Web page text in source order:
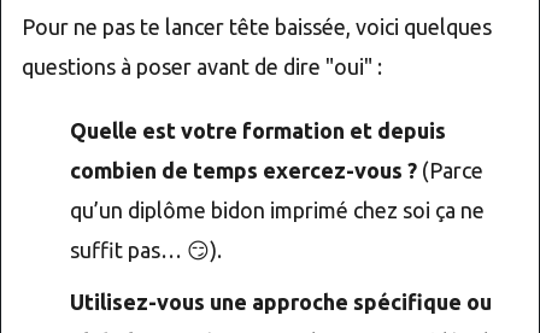
Pour ne pas te lancer tête baissée, voici quelques
questions à poser avant de dire "oui" :
Quelle est votre formation et depuis
combien de temps exercez-vous ?(Parce
qu’un diplôme bidon imprimé chez soi ça ne
suffit pas… 😏).
Utilisez-vous une approche spécifique ou